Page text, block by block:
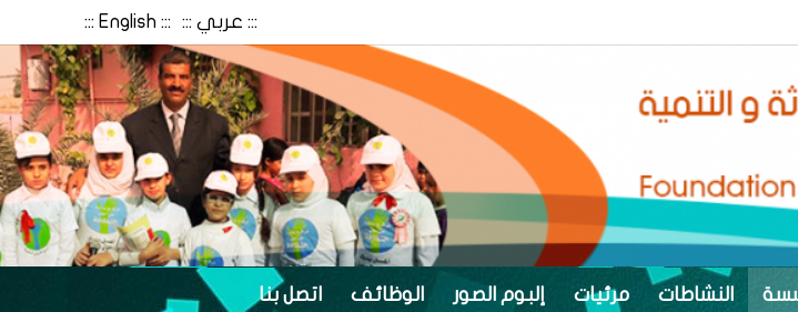
::: عربي ::: ::: English :::
النشاطات مرئيات إلبوم الصور الوظائف اتصل بنا